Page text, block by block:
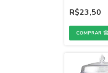
R$23,50